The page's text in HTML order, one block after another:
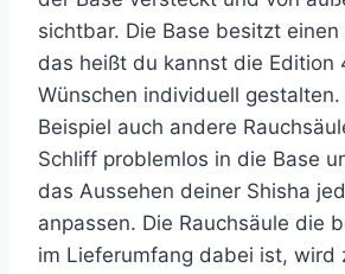
sichtbar. Die Base besitzt
das heißt du kannst die Edition
Wünschen individuell gestalten.
Beispiel auch andere
Schliff problemlos in die Base
das Aussehen deiner Shisha
anpassen. Die Rauchsäule die
im Lieferumfang dabei ist, wird